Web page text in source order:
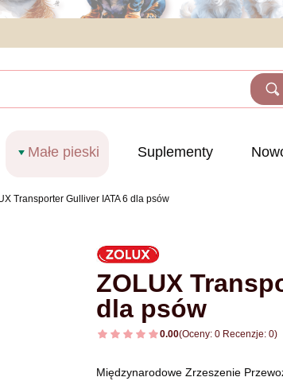
Wyczyść
Małe pieski Suplementy
Transporter Gulliver IATA 6 dla psów
ZOLUX
dla psów
0.00(Oceny: 0 Recenzje: 0)
Międzynarodowe Zrzeszenie